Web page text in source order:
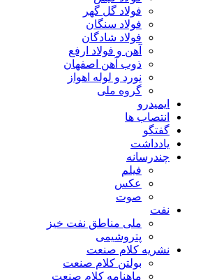
فولاد گل گهر
فولاد سنگان
فولاد شادگان
آهن و فولاد ارفع
ذوب آهن اصفهان
نورد و لوله اهواز
گروه ملی
ایمیدرو
انتصاب ها
گفتگو
یادداشت
چندرسانه
فیلم
عکس
صوت
نفت
ملی مناطق نفت خیز
پتروشیمی
نشریه کلام صنعت
بولتن کلام صنعت
ماهنامه کلام صنعت